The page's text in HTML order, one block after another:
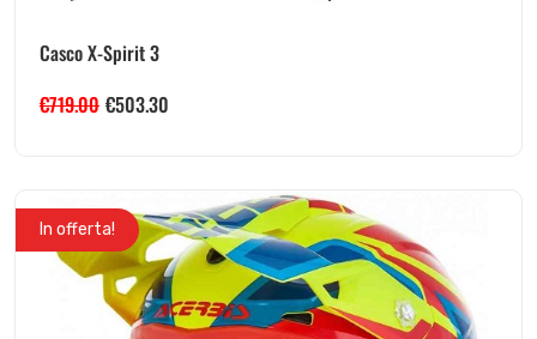
Casco X-Spirit 3
€719.00 €503.30
In offerta!